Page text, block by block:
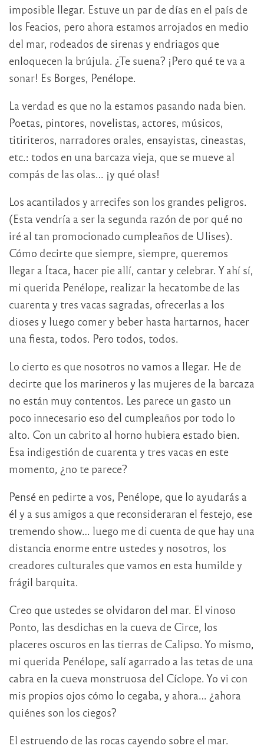
imposible llegar. Estuve un par de días en el país de
los Feacios, pero ahora estamos arrojados en medio
del mar, rodeados de sirenas y endriagos que
enloquecen la brújula. ¿Te suena? ¡Pero qué te va a
sonar! Es Borges, Penélope.
La verdad es que no la estamos pasando nada bien.
Poetas, pintores, novelistas, actores, músicos,
titiriteros, narradores orales, ensayistas, cineastas,
etc.: todos en una barcaza vieja, que se mueve al
compás de las olas… ¡y qué olas!
Los acantilados y arrecifes son los grandes peligros.
(Esta vendría a ser la segunda razón de por qué no
iré al tan promocionado cumpleaños de Ulises).
Cómo decirte que siempre, siempre, queremos
llegar a Ítaca, hacer pie allí, cantar y celebrar. Y ahí sí,
mi querida Penélope, realizar la hecatombe de las
cuarenta y tres vacas sagradas, ofrecerlas a los
dioses y luego comer y beber hasta hartarnos, hacer
una fiesta, todos. Pero todos, todos.
Lo cierto es que nosotros no vamos a llegar. He de
decirte que los marineros y las mujeres de la barcaza
no están muy contentos. Les parece un gasto un
poco innecesario eso del cumpleaños por todo lo
alto. Con un cabrito al horno hubiera estado bien.
Esa indigestión de cuarenta y tres vacas en este
momento, ¿no te parece?
Pensé en pedirte a vos, Penélope, que lo ayudarás a
él y a sus amigos a que reconsideraran el festejo, ese
tremendo show… luego me di cuenta de que hay una
distancia enorme entre ustedes y nosotros, los
creadores culturales que vamos en esta humilde y
frágil barquita.
Creo que ustedes se olvidaron del mar. El vinoso
Ponto, las desdichas en la cueva de Circe, los
placeres oscuros en las tierras de Calipso. Yo mismo,
mi querida Penélope, salí agarrado a las tetas de una
cabra en la cueva monstruosa del Cíclope. Yo vi con
mis propios ojos cómo lo cegaba, y ahora… ¿ahora
quiénes son los ciegos?
El estruendo de las rocas cayendo sobre el mar.